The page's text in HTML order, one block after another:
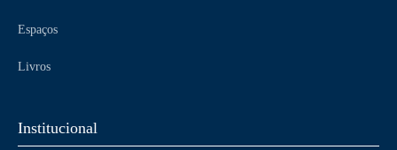
Espaços
Livros
Institucional